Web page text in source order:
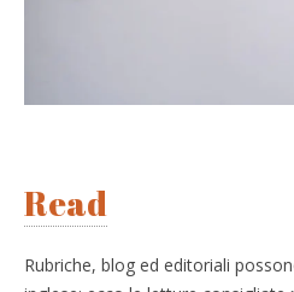
Read
Rubriche, blog ed editoriali